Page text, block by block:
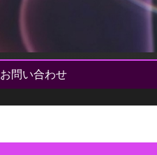
お問い合わせ